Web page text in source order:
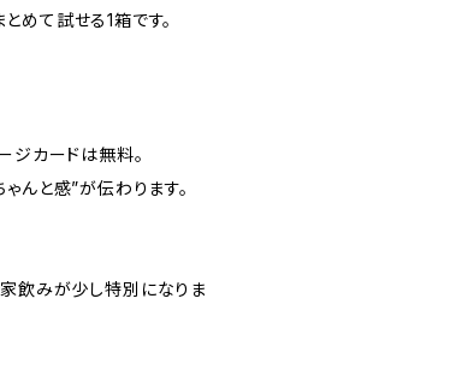
めて試せる1箱です。
ジカードは無料。
んと感”が伝わります。
飲みが少し特別になりま